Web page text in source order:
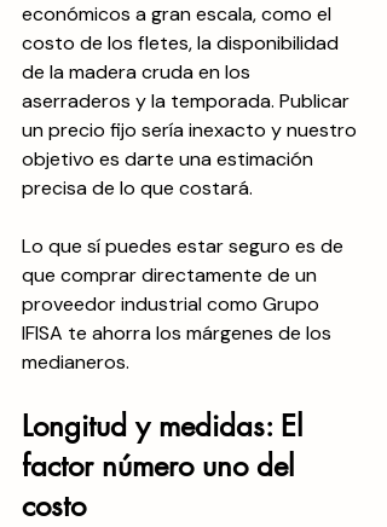
económicos a gran escala, como el
costo de los fletes, la disponibilidad
de la madera cruda en los
aserraderos y la temporada. Publicar
un precio fijo sería inexacto y nuestro
objetivo es darte una estimación
precisa de lo que costará.
Lo que sí puedes estar seguro es de
que comprar directamente de un
proveedor industrial como Grupo
IFISA te ahorra los márgenes de los
medianeros.
Longitud y medidas: El
factor número uno del
costo